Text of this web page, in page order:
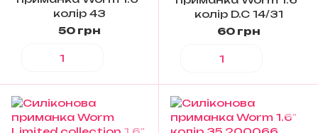
колір 43
50 грн
колір D.C 14/31
60 грн